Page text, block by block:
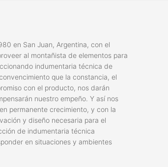
en San Juan, Argentina, con el
al montañista de elementos para
indumentaria técnica de
que la constancia, el
con el producto, nos darán
nuestro empeño. Y así nos
permanente crecimiento, y con la
y diseño necesaria para el
de indumentaria técnica
en situaciones y ambientes